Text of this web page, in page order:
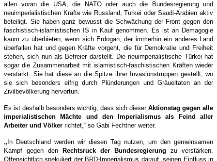
allen voran die USA, die NATO oder auch die Bundesregierung und
neuimperialistischen Kräfte wie Russland, Türkei oder Saudi-Arabien aktiv
beteiligt. Sie haben ganz bewusst die Schwächung der Front gegen den
faschistisch-islamistischen IS in Kauf genommen. Es ist an Demagogie
kaum zu überbieten, wenn sich Erdogan, der immerhin ein anderes Land
überfallen hat und gegen Kräfte vorgeht, die für Demokratie und Freiheit
stehen, sich nun als Befreier darstellt. Die neuimperialistische Türkei hat
sogar die Zusammenarbeit mit islamistisch-faschistischen Kräften wieder
verstärkt. Sie hat diese an die Spitze ihrer Invasionstruppen gestellt, wo
sie sich besonders eifrig durch Plünderungen und Gräueltaten an der
Zivilbevölkerung hervortun.
Es ist deshalb besonders wichtig, dass sich dieser Aktionstag gegen alle
imperialistischen Mächte und den Imperialismus als Feind aller
Arbeiter und Völker richtet,“ so Gabi Fechtner weiter.
„ In Deutschland werden wir diesen Tag nutzen, um den gemeinsamen
Kampf gegen den
Rechtsruck der Bundesregierung zu verstärken.
Offensichtlich spekuliert der BRD-Imperialismus darauf, seinen Einfluss in